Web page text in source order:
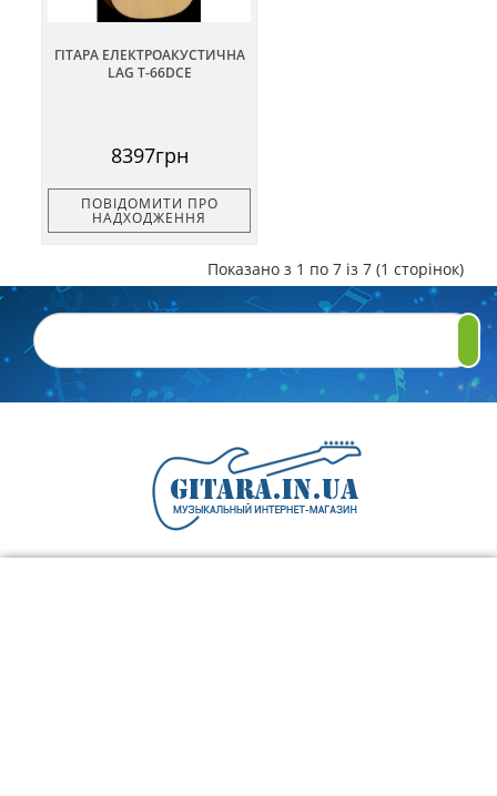
ГІТАРА ЕЛЕКТРОАКУСТИЧНА
LAG T-66DCE
8397грн
ПОВІДОМИТИ ПРО
НАДХОДЖЕННЯ
Показано з 1 по 7 із 7 (1 сторінок)